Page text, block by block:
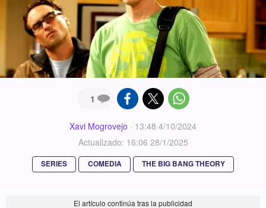
1
Xavi Mogrovejo · 13:48 4/10/2024
Actualizado: 16:06 28/1/2025
SERIES COMEDIA THE BIG BANG THEORY